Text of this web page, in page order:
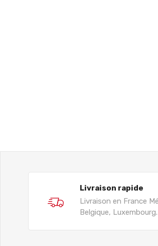
Livraison rapide
Livraison en France
Belgique, Luxembourg.